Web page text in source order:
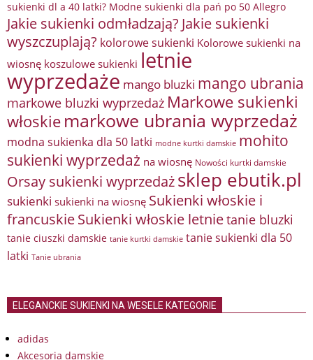
sukienki dl a 40 latki? Modne sukienki dla pań po 50 Allegro
Jakie sukienki odmładzają? Jakie sukienki
wyszczuplają? kolorowe sukienki Kolorowe sukienki na
wiosnę koszulowe sukienki letnie
wyprzedaże mango bluzki mango ubrania
markowe bluzki wyprzedaż Markowe sukienki
włoskie markowe ubrania wyprzedaż
modna sukienka dla 50 latki modne kurtki damskie mohito
sukienki wyprzedaż na wiosnę Nowości kurtki damskie
Orsay sukienki wyprzedażsklep ebutik.pl
sukienki sukienki na wiosnę Sukienki włoskie i
francuskieSukienki włoskie letnietanie bluzki
tanie ciuszki damskie tanie kurtki damskie tanie sukienki dla 50
latki Tanie ubrania
ELEGANCKIE SUKIENKI NA WESELE KATEGORIE
adidas
Akcesoria damskie